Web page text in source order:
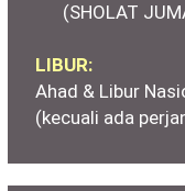
(SHOLAT
LIBUR:
Ahad & Libur
(kecuali ada